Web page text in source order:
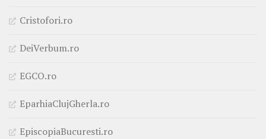
Cristofori.ro
DeiVerbum.ro
EGCO.ro
EparhiaClujGherla.ro
EpiscopiaBucuresti.ro